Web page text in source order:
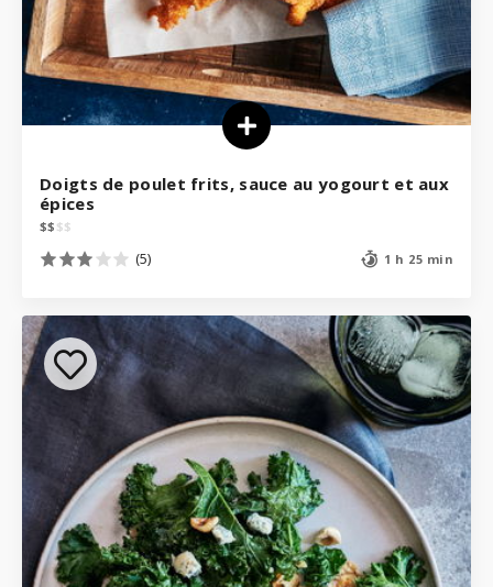
Doigts de poulet frits, sauce au yogourt et aux
épices
$$ $$
(5) 1 h 25 min